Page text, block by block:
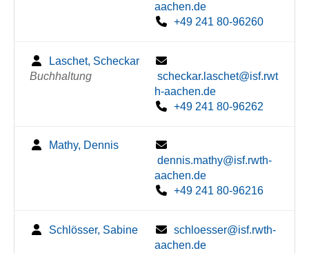
aachen.de
+49 241 80-96260
Laschet, Scheckar
Buchhaltung
scheckar.laschet@isf.rwt
h-aachen.de
+49 241 80-96262
Mathy, Dennis
dennis.mathy@isf.rwth-
aachen.de
+49 241 80-96216
Schlösser, Sabine
schloesser@isf.rwth-
aachen.de